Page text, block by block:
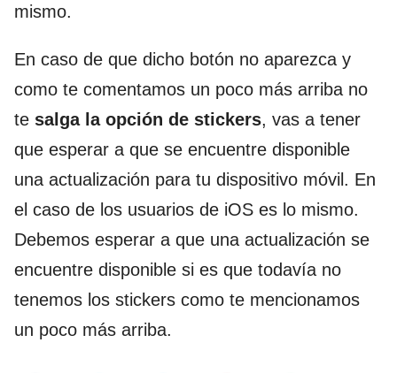
mismo.
En caso de que dicho botón no aparezca y
como te comentamos un poco más arriba no
te salga la opción de stickers, vas a tener
que esperar a que se encuentre disponible
una actualización para tu dispositivo móvil. En
el caso de los usuarios de iOS es lo mismo.
Debemos esperar a que una actualización se
encuentre disponible si es que todavía no
tenemos los stickers como te mencionamos
un poco más arriba.